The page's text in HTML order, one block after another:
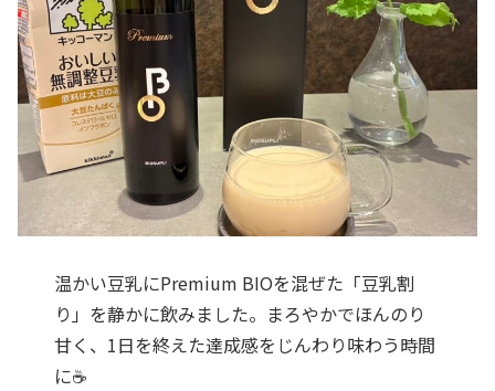
温かい豆乳にPremium BIOを混ぜた「豆乳割
り」を静かに飲みました。まろやかでほんのり
甘く、1日を終えた達成感をじんわり味わう時間
に☕